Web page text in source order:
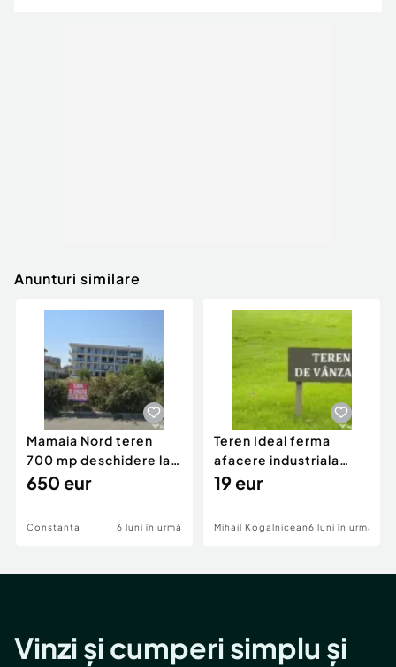
Anunturi similare
Mamaia Nord teren
700 mp deschidere la
D24 si D25
650 eur
Constanta 6 luni în urmă
Teren Ideal ferma
afacere industriala
deschidere 71 ml la
19 eur
Mihail Kogalniceanu6 luni în urmă
Vinzi și cumperi simplu și